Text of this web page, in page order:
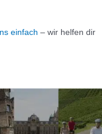
einfach – wir helfen dir